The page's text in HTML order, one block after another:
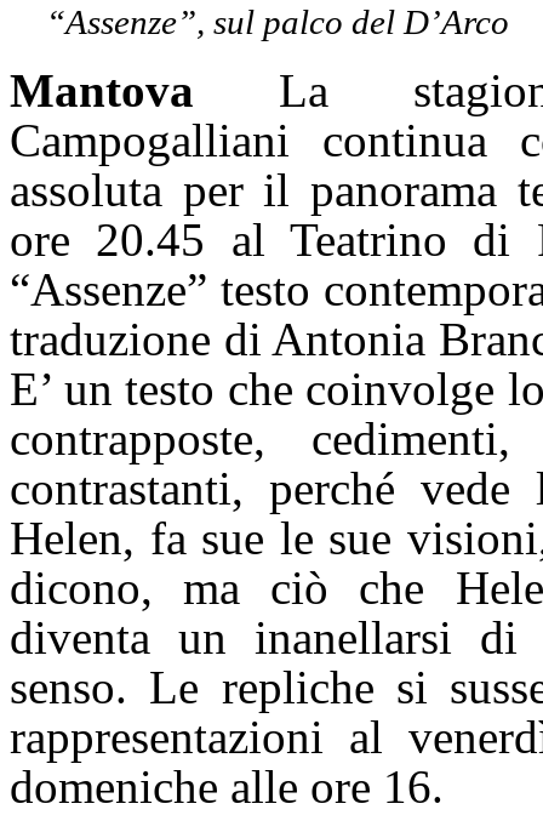
“Assenze”, sul palco del D’Arco
Mantova La
Campogalliani
assoluta per il panorama
ore 20.45 al Teatrino di
“Assenze” testo
traduzione di Antonia
E’ un testo che coinvolge
contrapposte,
contrastanti, perché
Helen, fa sue le sue
dicono, ma ciò che
diventa un inanellarsi di
senso. Le repliche si
rappresentazioni al
domeniche alle ore 16.